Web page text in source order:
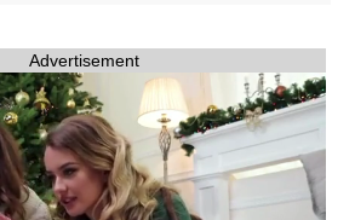
Advertisement